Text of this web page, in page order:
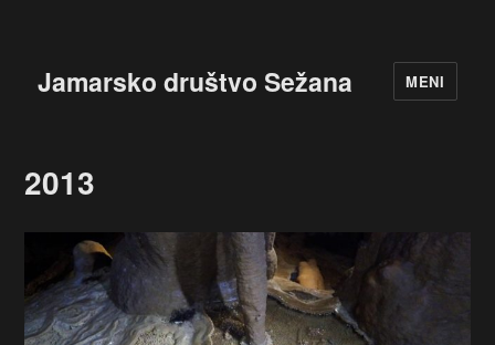
Jamarsko društvo Sežana MENI
2013